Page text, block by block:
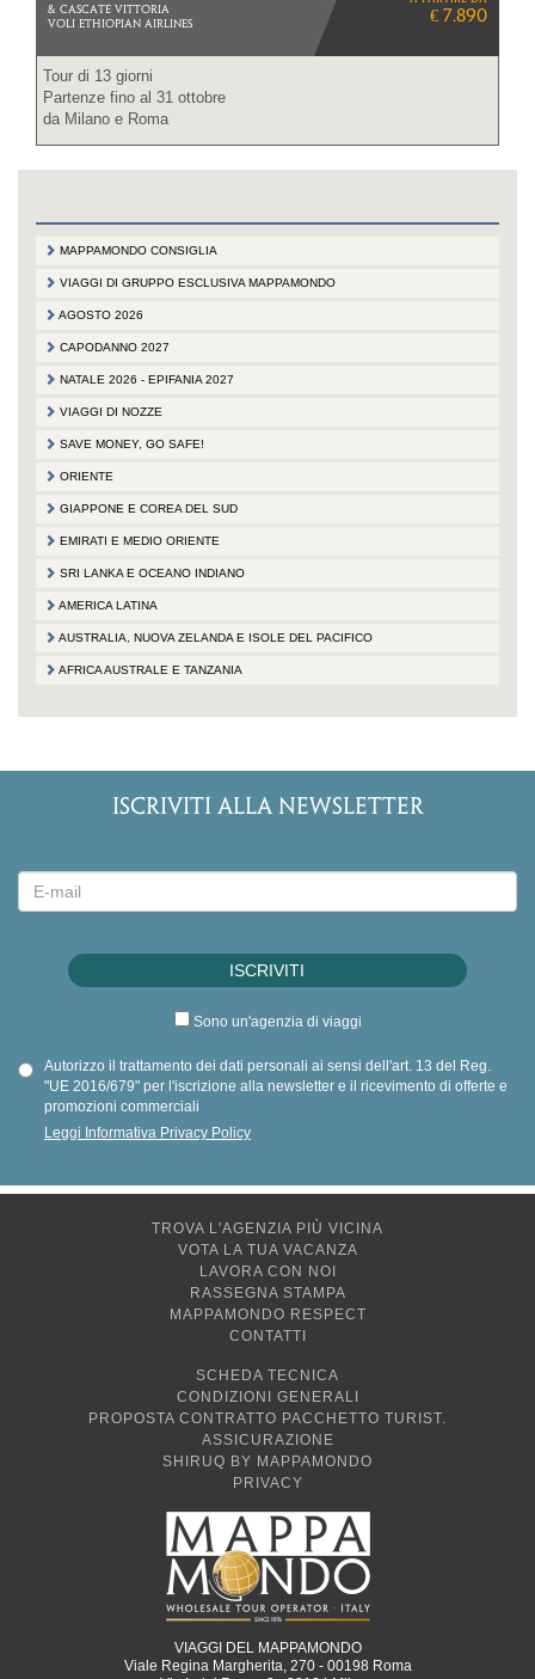
& CASCATE VITTORIA
VOLI ETHIOPIAN AIRLINES
€ 7.890
Tour di 13 giorni
Partenze fino al 31 ottobre
da Milano e Roma
MAPPAMONDO CONSIGLIA
VIAGGI DI GRUPPO ESCLUSIVA MAPPAMONDO
AGOSTO 2026
CAPODANNO 2027
NATALE 2026 - EPIFANIA 2027
VIAGGI DI NOZZE
SAVE MONEY, GO SAFE!
ORIENTE
GIAPPONE E COREA DEL SUD
EMIRATI E MEDIO ORIENTE
SRI LANKA E OCEANO INDIANO
AMERICA LATINA
AUSTRALIA, NUOVA ZELANDA E ISOLE DEL PACIFICO
AFRICA AUSTRALE E TANZANIA
ISCRIVITI ALLA NEWSLETTER
Sono un'agenzia di viaggi
Autorizzo il trattamento dei dati personali ai sensi dell'art. 13 del Reg.
"UE 2016/679" per l'iscrizione alla newsletter e il ricevimento di offerte e
promozioni commerciali
Leggi Informativa Privacy Policy
TROVA L'AGENZIA PIÙ VICINA
VOTA LA TUA VACANZA
LAVORA CON NOI
RASSEGNA STAMPA
MAPPAMONDO RESPECT
CONTATTI
SCHEDA TECNICA
CONDIZIONI GENERALI
PROPOSTA CONTRATTO PACCHETTO TURIST.
ASSICURAZIONE
SHIRUQ BY MAPPAMONDO
PRIVACY
VIAGGI DEL MAPPAMONDO
Viale Regina Margherita, 270 - 00198 Roma